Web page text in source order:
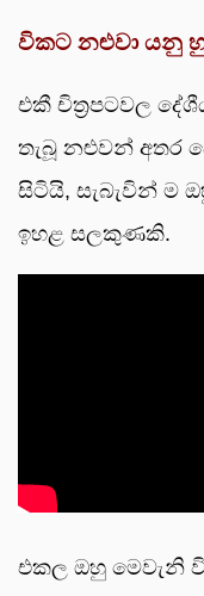
විකට නළුවා යනු
එකී චිත්‍රපටවල
තැබූ නළුවන් අතර
සිටියි, සැබැවින් ම
ඉහළ සලකුණකි.
එකල ඔහු මෙවැනි